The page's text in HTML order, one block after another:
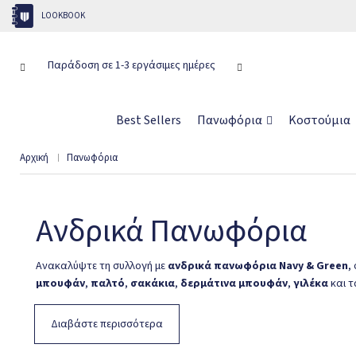
LOOKBOOK
Παράδοση σε 1-3 εργάσιμες ημέρες
Best Sellers Πανωφόρια Κοστούμια
Αρχική Πανωφόρια
Ανδρικά Πανωφόρια
Ανακαλύψτε τη συλλογή με ανδρικά πανωφόρια Navy & Green,
μπουφάν, παλτό, σακάκια, δερμάτινα μπουφάν, γιλέκακαι
Η συλλογή περιλαμβάνειχειμερινά
Διαβάστε περισσότερα